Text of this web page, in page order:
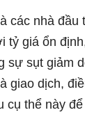
các nhà đầu
tỷ giá ổn
sự sụt giảm
giao dịch,
cụ thể này